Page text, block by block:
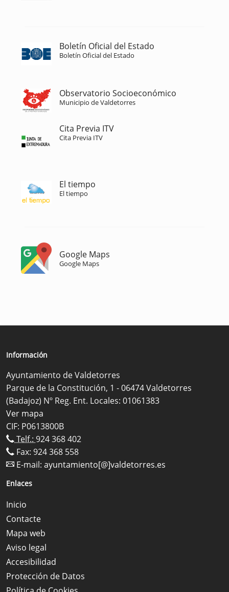
Boletín Oficial del Estado
Boletín Oficial del Estado
Observatorio Socioeconómico
Municipio de Valdetorres
Cita Previa ITV
Cita Previa ITV
El tiempo
El tiempo
Google Maps
Google Maps
Información
Ayuntamiento de Valdetorres
Parque de la Constitución, 1 - 06474 Valdetorres
(Badajoz) Nº Reg. Ent. Locales: 01061383
Ver mapa
CIF: P0613800B
Telf.: 924 368 402
Fax: 924 368 558
E-mail: ayuntamiento[@]valdetorres.es
Enlaces
Inicio
Contacte
Mapa web
Aviso legal
Accesibilidad
Protección de Datos